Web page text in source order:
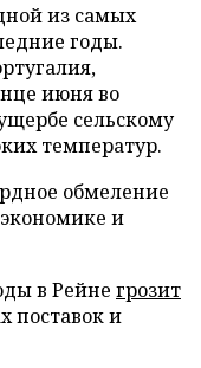
из самых
годы.
июня во
сельскому
температур.
обмеление
и
в Рейне грозит
поставок и